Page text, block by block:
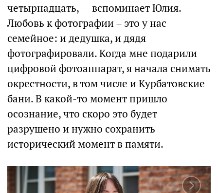
четырнадцать, — вспоминает Юлия. —
Любовь к фотографии – это у нас
семейное: и дедушка, и дядя
фотографировали. Когда мне подарили
цифровой фотоаппарат, я начала снимать
окрестности, в том числе и Курбатовские
бани. В какой-то момент пришло
осознание, что скоро это будет
разрушено и нужно сохранить
исторический момент в памяти.